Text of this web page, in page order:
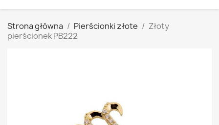
Strona główna Pierścionki złote
Złoty
pierścionek PB222